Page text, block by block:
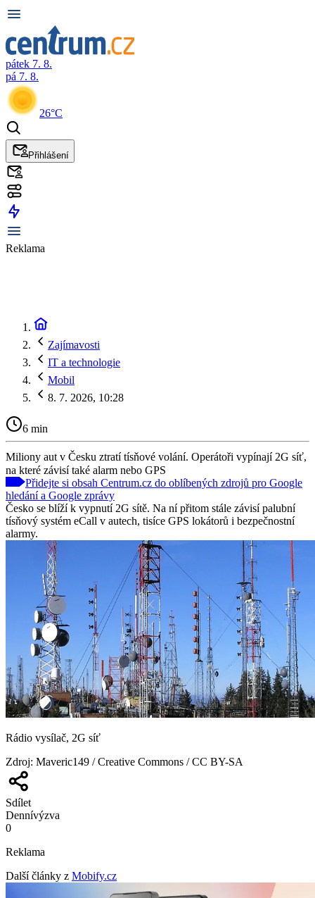
pátek 7. 8.
pá 7. 8.
26°C
Přihlášení
Reklama
Zajímavosti
IT a technologie
Mobil
8. 7. 2026, 10:28
6 min
Miliony aut v Česku ztratí tísňové volání. Operátoři vypínají 2G síť,
na které závisí také alarm nebo GPS
Přidejte si obsah Centrum.cz do oblíbených zdrojů pro Google
hledání a Google zprávy
Česko se blíží k vypnutí 2G sítě. Na ní přitom stále závisí palubní
tísňový systém eCall v autech, tisíce GPS lokátorů i bezpečnostní
alarmy.
Rádio vysílač, 2G síť
Zdroj: Maveric149 / Creative Commons / CC BY-SA
Sdílet
Dennívýzva
0
Reklama
Další články z Mobify.cz